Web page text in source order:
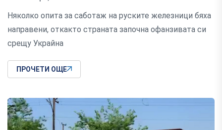
Няколко опита за саботаж на руските железници бяха
направени, откакто страната започна офанзивата си
срещу Украйна
ПРОЧЕТИ ОЩЕ